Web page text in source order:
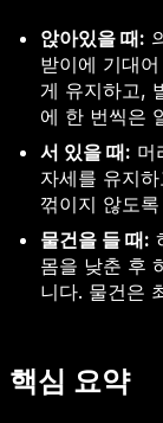
앉아있을 때:
받이에 기대
게 유지하고,
에 한 번씩은
서 있을 때: 머
자세를 유지
꺾이지 않도
물건을 들 때:
몸을 낮춘 후
니다. 물건은
핵심 요약